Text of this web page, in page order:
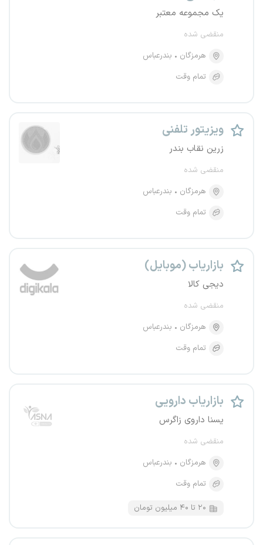
یک مجموعه معتبر
منقضی شده
هرمزگان
بندرعباس
تمام وقت
ویزیتور تلفنی
زرین نقاب بندر
منقضی شده
هرمزگان
بندرعباس
تمام وقت
بازاریاب (موبایل)
دیجی کالا
منقضی شده
هرمزگان
بندرعباس
تمام وقت
بازاریاب دارویی
یسنا داروی زاگرس
منقضی شده
هرمزگان
بندرعباس
تمام وقت
۲۰ تا ۴۰ میلیون تومان